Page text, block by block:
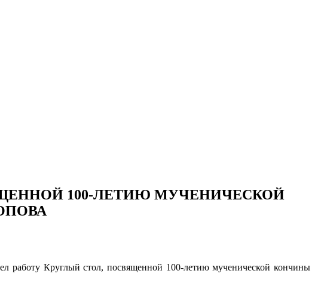
100-ЛЕТИЮ МУЧЕНИЧЕСКОЙ
работу Круглый стол, посвященной 100-летию мученической кончины